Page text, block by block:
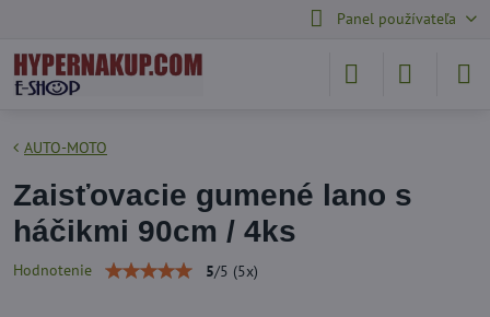
Panel používateľa
AUTO-MOTO
Zaisťovacie gumené lano s
háčikmi 90cm / 4ks
Hodnotenie 5/5 (5x)